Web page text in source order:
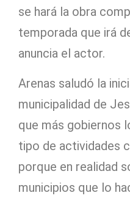
se hará la obra
temporada que irá
anuncia el actor.
Arenas saludó la
municipalidad de
que más gobiernos
tipo de actividades
porque en realidad
municipios que lo